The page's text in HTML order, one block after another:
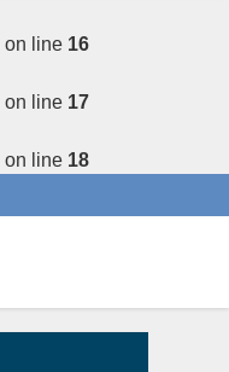
on line 16
on line 17
on line 18